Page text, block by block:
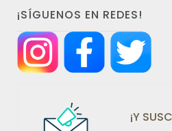
¡SÍGUENOS EN REDES!
¡Y